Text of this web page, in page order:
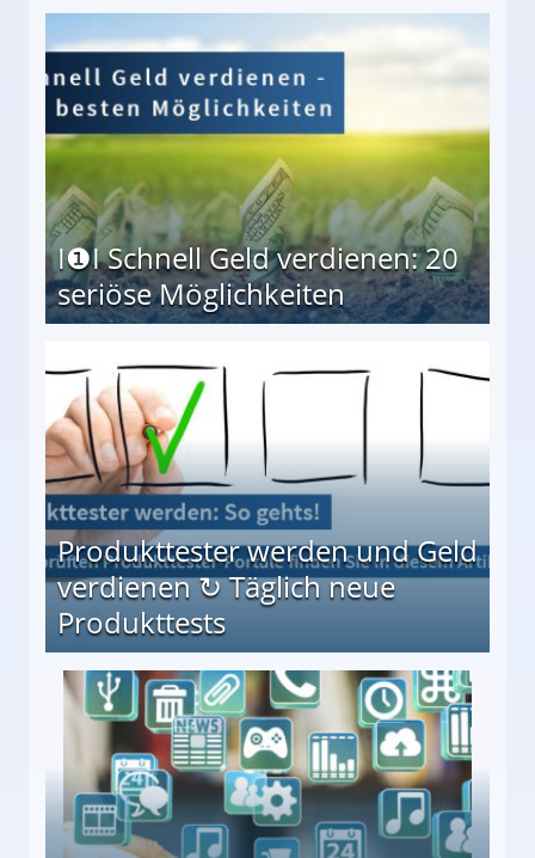
I❶I Schnell Geld verdienen: 20
seriöse Möglichkeiten
Produkttester werden und Geld
verdienen ↻ Täglich neue
Produkttests
↻ Täglich neue Produkttests